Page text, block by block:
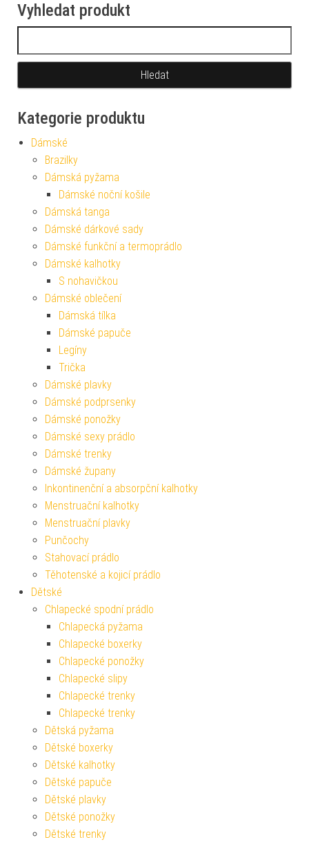
Vyhledat produkt
Kategorie produktu
Dámské
Brazilky
Dámská pyžama
Dámské noční košile
Dámská tanga
Dámské dárkové sady
Dámské funkční a termoprádlo
Dámské kalhotky
S nohavičkou
Dámské oblečení
Dámská tílka
Dámské papuče
Legíny
Trička
Dámské plavky
Dámské podprsenky
Dámské ponožky
Dámské sexy prádlo
Dámské trenky
Dámské župany
Inkontinenční a absorpční kalhotky
Menstruační kalhotky
Menstruační plavky
Punčochy
Stahovací prádlo
Těhotenské a kojicí prádlo
Dětské
Chlapecké spodní prádlo
Chlapecká pyžama
Chlapecké boxerky
Chlapecké ponožky
Chlapecké slipy
Chlapecké trenky
Chlapecké trenky
Dětská pyžama
Dětské boxerky
Dětské kalhotky
Dětské papuče
Dětské plavky
Dětské ponožky
Dětské trenky